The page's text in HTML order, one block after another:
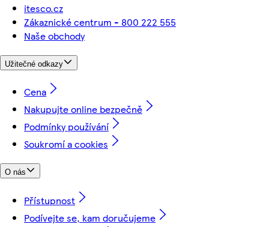
itesco.cz
Zákaznické centrum - 800 222 555
Naše obchody
Užitečné odkazy
Cena
Nakupujte online bezpečně
Podmínky používání
Soukromí a cookies
O nás
Přístupnost
Podívejte se, kam doručujeme